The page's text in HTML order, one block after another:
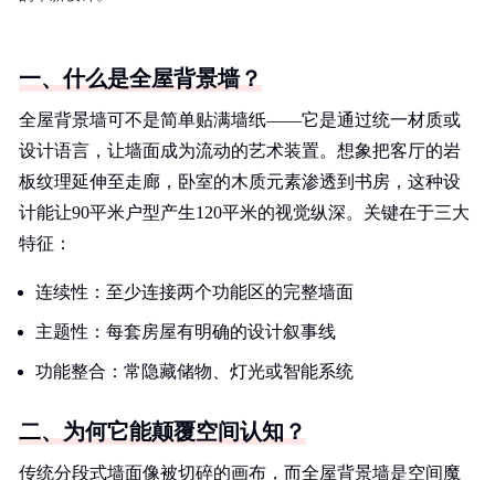
一、什么是全屋背景墙？
全屋背景墙可不是简单贴满墙纸——它是通过统一材质或
设计语言，让墙面成为流动的艺术装置。想象把客厅的岩
板纹理延伸至走廊，卧室的木质元素渗透到书房，这种设
计能让90平米户型产生120平米的视觉纵深。关键在于三大
特征：
连续性：至少连接两个功能区的完整墙面
主题性：每套房屋有明确的设计叙事线
功能整合：常隐藏储物、灯光或智能系统
二、为何它能颠覆空间认知？
传统分段式墙面像被切碎的画布，而全屋背景墙是空间魔